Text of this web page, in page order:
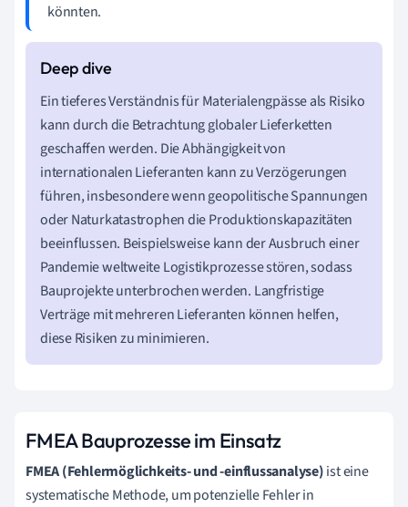
könnten.
Ein tieferes Verständnis für Materialengpässe als Risiko
kann durch die Betrachtung globaler Lieferketten
geschaffen werden. Die Abhängigkeit von
internationalen Lieferanten kann zu Verzögerungen
führen, insbesondere wenn geopolitische Spannungen
oder Naturkatastrophen die Produktionskapazitäten
beeinflussen. Beispielsweise kann der Ausbruch einer
Pandemie weltweite Logistikprozesse stören, sodass
Bauprojekte unterbrochen werden. Langfristige
Verträge mit mehreren Lieferanten können helfen,
diese Risiken zu minimieren.
FMEA Bauprozesse im Einsatz
FMEA (Fehlermöglichkeits- und -einflussanalyse)ist eine
systematische Methode, um potenzielle Fehler in